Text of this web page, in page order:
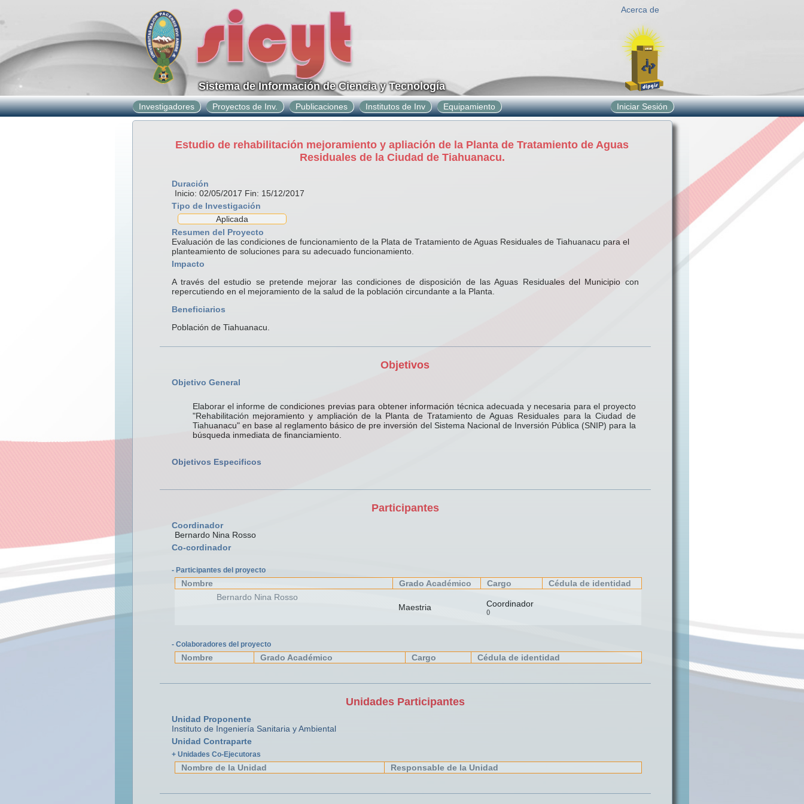
Acerca de
Sistema de Información de Ciencia y Tecnología
Investigadores Proyectos de Inv. Publicaciones Institutos de Inv Equipamiento Iniciar Sesión
Estudio de rehabilitación mejoramiento y apliación de la Planta de Tratamiento de Aguas
Residuales de la Ciudad de Tiahuanacu.
Duración
Inicio: 02/05/2017 Fin: 15/12/2017
Tipo de Investigación
Aplicada
Resumen del Proyecto
Evaluación de las condiciones de funcionamiento de la Plata de Tratamiento de Aguas Residuales de Tiahuanacu para el
planteamiento de soluciones para su adecuado funcionamiento.
Impacto
A través del estudio se pretende mejorar las condiciones de disposición de las Aguas Residuales del Municipio con
repercutiendo en el mejoramiento de la salud de la población circundante a la Planta.
Beneficiarios
Población de Tiahuanacu.
Objetivos
Objetivo General
Elaborar el informe de condiciones previas para obtener información técnica adecuada y necesaria para el proyecto
"Rehabilitación mejoramiento y ampliación de la Planta de Tratamiento de Aguas Residuales para la Ciudad de
Tiahuanacu" en base al reglamento básico de pre inversión del Sistema Nacional de Inversión Pública (SNIP) para la
búsqueda inmediata de financiamiento.
Objetivos Especificos
Participantes
Coordinador
Bernardo Nina Rosso
Co-cordinador
- Participantes del proyecto
Nombre Grado Académico Cargo
Cédula de identidad
Bernardo Nina Rosso
Maestria
Coordinador
()
- Colaboradores del proyecto
Nombre Grado Académico Cargo Cédula de identidad
Unidades Participantes
Unidad Proponente
Instituto de Ingeniería Sanitaria y Ambiental
Unidad Contraparte
+ Unidades Co-Ejecutoras
Nombre de la Unidad Responsable de la Unidad